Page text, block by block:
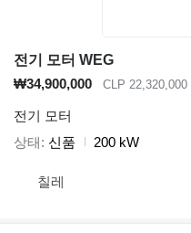
전기 모터 WEG
₩34,900,000
CLP 22,320,000
전기 모터
상태
신품 200 kW
칠레